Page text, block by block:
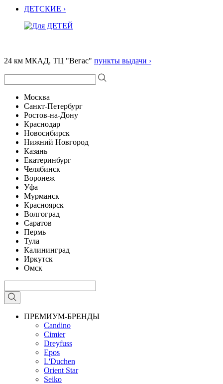
ДЕТСКИЕ ›
24 км МКАД, ТЦ "Вегас" пункты выдачи ›
Москва
Санкт-Петербург
Ростов-на-Дону
Краснодар
Новосибирск
Нижний Новгород
Казань
Екатеринбург
Челябинск
Воронеж
Уфа
Мурманск
Красноярск
Волгоград
Саратов
Пермь
Тула
Калининград
Иркутск
Омск
ПРЕМИУМ-БРЕНДЫ
Candino
Cimier
Dreyfuss
Epos
L'Duchen
Orient Star
Seiko